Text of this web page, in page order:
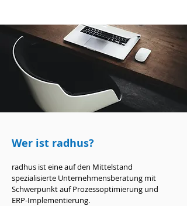
Wer ist radhus?
radhus ist eine auf den Mittelstand
spezialisierte Unternehmensberatung mit
Schwerpunkt auf Prozessoptimierung und
ERP-Implementierung.